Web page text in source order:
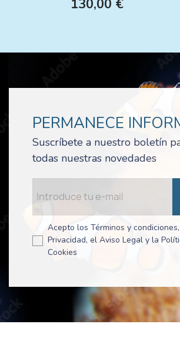
130,00 €
PERMANECE
Suscríbete a nuestro boletín
todas nuestras novedades
Acepto los Términos y
Privacidad, el Aviso Legal y la
Cookies